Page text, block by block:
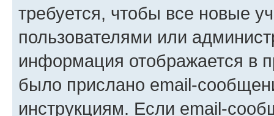
требуется, чтобы все новые
пользователями или
информация отображается в
было прислано email-
инструкциям. Если email-